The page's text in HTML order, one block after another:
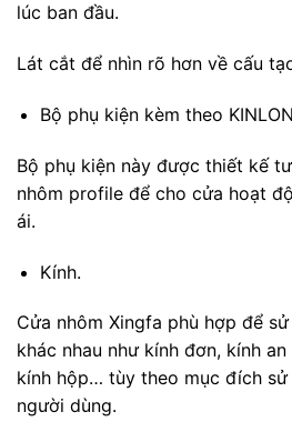
lúc ban đầu.
Lát cắt để nhìn rõ hơn về cấu
Bộ phụ kiện kèm theo
Bộ phụ kiện này được thiết kế
nhôm profile để cho cửa hoạt
ái.
Kính.
Cửa nhôm Xingfa phù hợp để
khác nhau như kính đơn, kính
kính hộp… tùy theo mục đích
người dùng.